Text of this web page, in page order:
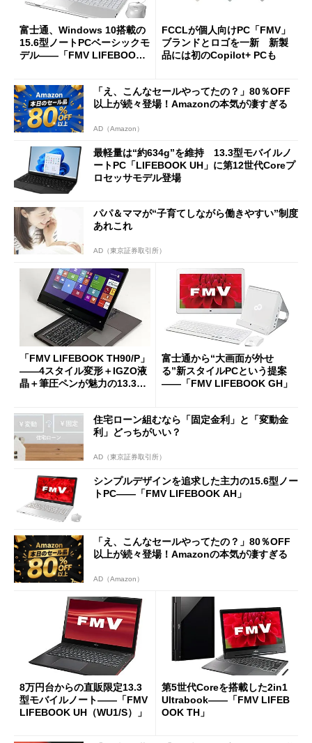
富士通、Windows 10搭載の
15.6型ノートPCベーシックモ
デル――「FMV LIFEBOOK
FCCLが個人向けPC「FMV」
ブランドとロゴを一新 新製
品には初のCopilot+ PCも
「え、こんなセールやってたの？」80％OFF
以上が続々登場！Amazonの本気が凄すぎる
AD（Amazon）
最軽量は“約634g”を維持 13.3型モバイルノ
ートPC「LIFEBOOK UH」に第12世代Coreプ
ロセッサモデル登場
パパ＆ママが“子育てしながら働きやすい”制度
あれこれ
AD（東京証券取引所）
「FMV LIFEBOOK TH90/P」
――4スタイル変形＋IGZO液
晶＋筆圧ペンが魅力の13.3型
富士通から“大画面が外せ
る”新スタイルPCという提案
――「FMV LIFEBOOK GH」
住宅ローン組むなら「固定金利」と「変動金
利」どっちがいい？
AD（東京証券取引所）
シンプルデザインを追求した主力の15.6型ノー
トPC――「FMV LIFEBOOK AH」
「え、こんなセールやってたの？」80％OFF
以上が続々登場！Amazonの本気が凄すぎる
AD（Amazon）
8万円台からの直販限定13.3
型モバイルノート――「FMV
LIFEBOOK UH（WU1/S）」
第5世代Coreを搭載した2in1
Ultrabook――「FMV LIFEB
OOK TH」